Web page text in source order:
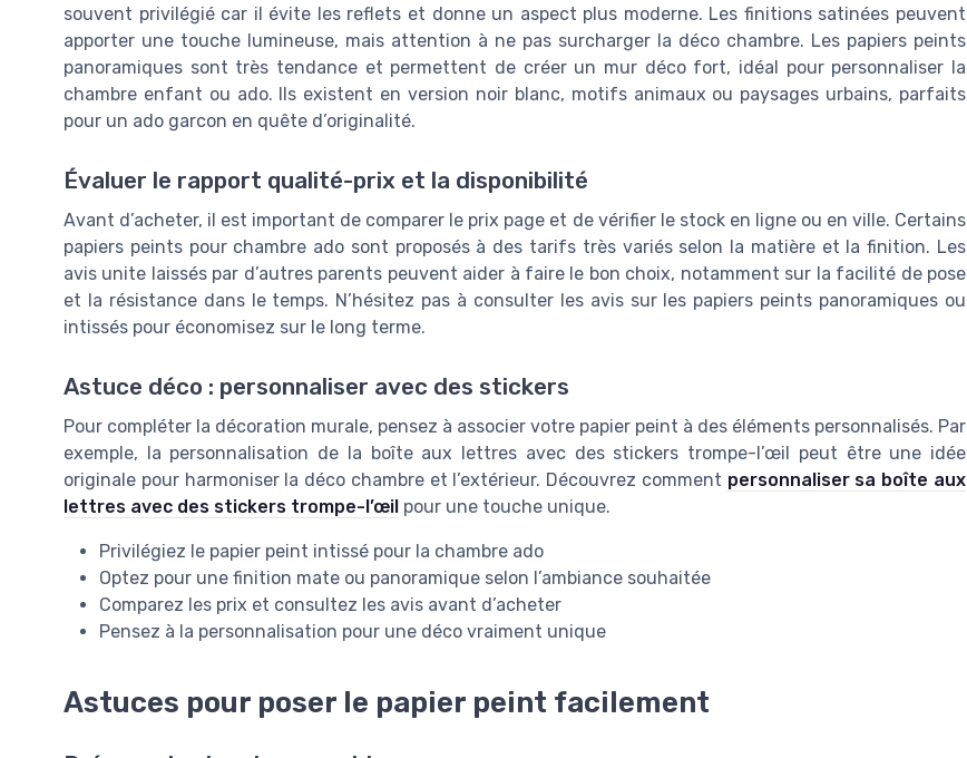
souvent privilégié car il évite les reflets et donne un aspect plus moderne. Les finitions satinées peuvent
apporter une touche lumineuse, mais attention à ne pas surcharger la déco chambre. Les papiers peints
panoramiques sont très tendance et permettent de créer un mur déco fort, idéal pour personnaliser la
chambre enfant ou ado. Ils existent en version noir blanc, motifs animaux ou paysages urbains, parfaits
pour un ado garcon en quête d’originalité.
Évaluer le rapport qualité-prix et la disponibilité
Avant d’acheter, il est important de comparer le prix page et de vérifier le stock en ligne ou en ville. Certains
papiers peints pour chambre ado sont proposés à des tarifs très variés selon la matière et la finition. Les
avis unite laissés par d’autres parents peuvent aider à faire le bon choix, notamment sur la facilité de pose
et la résistance dans le temps. N’hésitez pas à consulter les avis sur les papiers peints panoramiques ou
intissés pour économisez sur le long terme.
Astuce déco : personnaliser avec des stickers
Pour compléter la décoration murale, pensez à associer votre papier peint à des éléments personnalisés. Par
exemple, la personnalisation de la boîte aux lettres avec des stickers trompe-l’œil peut être une idée
originale pour harmoniser la déco chambre et l’extérieur. Découvrez comment personnaliser sa boîte aux
lettres avec des stickers trompe-l’œil pour une touche unique.
Privilégiez le papier peint intissé pour la chambre ado
Optez pour une finition mate ou panoramique selon l’ambiance souhaitée
Comparez les prix et consultez les avis avant d’acheter
Pensez à la personnalisation pour une déco vraiment unique
Astuces pour poser le papier peint facilement